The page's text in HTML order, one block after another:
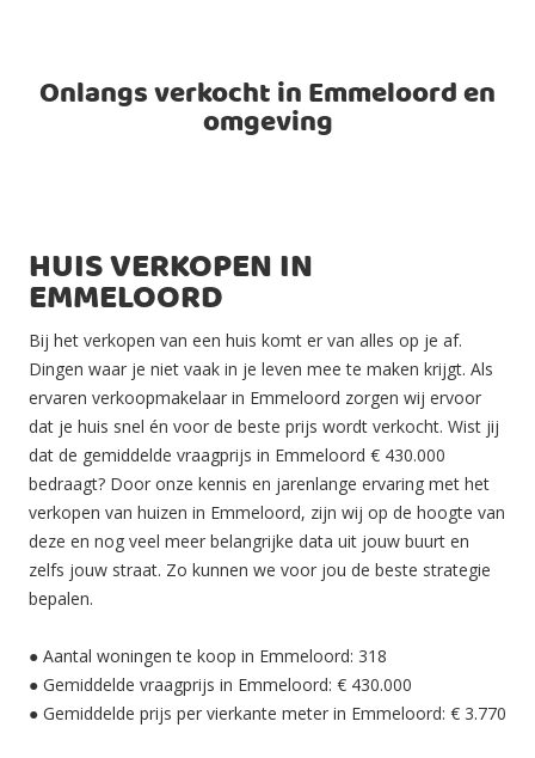
Onlangs verkocht in Emmeloord en
omgeving
HUIS VERKOPEN IN
EMMELOORD
Bij het verkopen van een huis komt er van alles op je af.
Dingen waar je niet vaak in je leven mee te maken krijgt. Als
ervaren verkoopmakelaar in Emmeloord zorgen wij ervoor
dat je huis snel én voor de beste prijs wordt verkocht. Wist jij
dat de gemiddelde vraagprijs in Emmeloord € 430.000
bedraagt? Door onze kennis en jarenlange ervaring met het
verkopen van huizen in Emmeloord, zijn wij op de hoogte van
deze en nog veel meer belangrijke data uit jouw buurt en
zelfs jouw straat. Zo kunnen we voor jou de beste strategie
bepalen.
● Aantal woningen te koop in Emmeloord: 318
● Gemiddelde vraagprijs in Emmeloord: € 430.000
● Gemiddelde prijs per vierkante meter in Emmeloord: € 3.770